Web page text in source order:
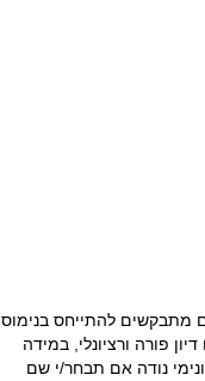
מתבקשים להתייחס בנימוס
פורה ורציונלי, במידה
נודה אם תבחר/י שם